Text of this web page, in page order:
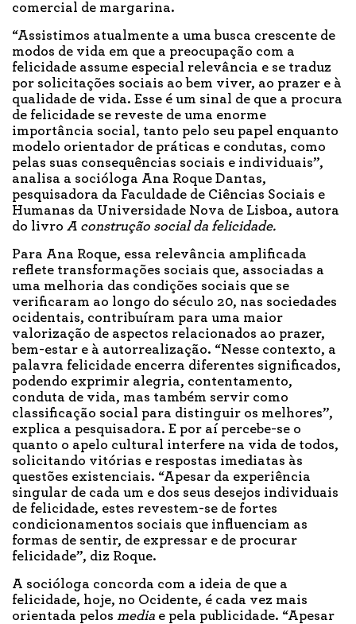
comercial de margarina.
“Assistimos atualmente a uma busca crescente de
modos de vida em que a preocupação com a
felicidade assume especial relevância e se traduz
por solicitações sociais ao bem viver, ao prazer e à
qualidade de vida. Esse é um sinal de que a procura
de felicidade se reveste de uma enorme
importância social, tanto pelo seu papel enquanto
modelo orientador de práticas e condutas, como
pelas suas consequências sociais e individuais”,
analisa a socióloga Ana Roque Dantas,
pesquisadora da Faculdade de Ciências Sociais e
Humanas da Universidade Nova de Lisboa, autora
do livro A construção social da felicidade.
Para Ana Roque, essa relevância amplificada
reflete transformações sociais que, associadas a
uma melhoria das condições sociais que se
verificaram ao longo do século 20, nas sociedades
ocidentais, contribuíram para uma maior
valorização de aspectos relacionados ao prazer,
bem-estar e à autorrealização. “Nesse contexto, a
palavra felicidade encerra diferentes significados,
podendo exprimir alegria, contentamento,
conduta de vida, mas também servir como
classificação social para distinguir os melhores”,
explica a pesquisadora. E por aí percebe-se o
quanto o apelo cultural interfere na vida de todos,
solicitando vitórias e respostas imediatas às
questões existenciais. “Apesar da experiência
singular de cada um e dos seus desejos individuais
de felicidade, estes revestem-se de fortes
condicionamentos sociais que influenciam as
formas de sentir, de expressar e de procurar
felicidade”, diz Roque.
A socióloga concorda com a ideia de que a
felicidade, hoje, no Ocidente, é cada vez mais
orientada pelos media e pela publicidade. “Apesar